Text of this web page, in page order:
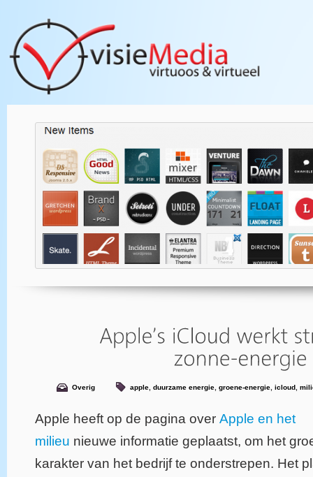
Overig apple, duurzame energie, groene-energie, icloud,
Apple heeft op de pagina over Apple en het
milieu nieuwe informatie geplaatst, om het
karakter van het bedrijf te onderstrepen. Het